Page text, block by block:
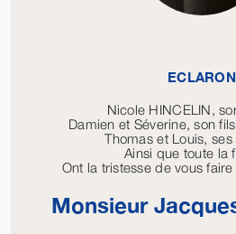
ECLARON
Nicole HINCELIN,
Damien et Séverine, son
Thomas et Louis,
Ainsi que toute la
Ont la tristesse de vous
Monsieur